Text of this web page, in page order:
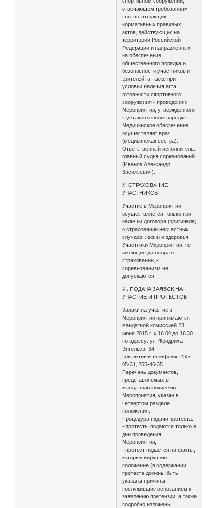
отвечающем требованиям
соответствующих
нормативных правовых
актов, действующих на
территории Российской
Федерации и направленных
на обеспечение
общественного порядка и
безопасности участников и
зрителей, а также при
условии наличия акта
готовности спортивного
сооружения к проведению
Мероприятия, утвержденного
в установленном порядке.
Медицинское обеспечение
осуществляет врач
(медицинская сестра).
Ответственный исполнитель:
главный судья соревнований
(Иванов Александр
Васильевич).
X. СТРАХОВАНИЕ
УЧАСТНИКОВ
Участие в Мероприятии
осуществляется только при
наличии договора (оригинала)
о страховании несчастных
случаев, жизни и здоровья.
Участники Мероприятия, не
имеющие договора о
страховании, к
соревнованиям не
допускаются.
XI. ПОДАЧА ЗАЯВОК НА
УЧАСТИЕ И ПРОТЕСТОВ
Заявки на участие в
Мероприятии принимаются
мандатной комиссией 23
июня 2015 г. с 16.00 до 16.30
по адресу: ул. Фридриха
Энгельса, 34.
Контактные телефоны: 255-
05-31, 255-46-35.
Перечень документов,
представляемых в
мандатную комиссию
Мероприятия, указан в
четвертом разделе
положения.
Процедура подачи протеста:
- протесты подаются только в
дни проведения
Мероприятия;
- протест подается на факты,
которые нарушают
положение (в содержании
протеста должны быть
указаны причины,
послужившие основанием к
заявлению претензии, а также
подробно изложены